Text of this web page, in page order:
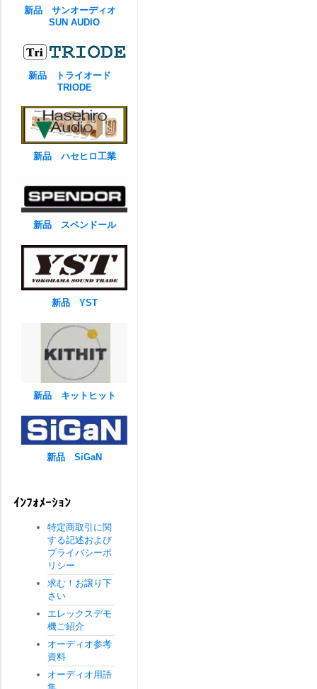
新品 サンオーディオ
SUN AUDIO
新品 トライオード
TRIODE
新品 ハセヒロ工業
新品 スペンドール
新品 YST
新品 キットヒット
新品 SiGaN
ｲﾝﾌｫﾒｰｼｮﾝ
特定商取引に関
する記述および
プライバシーポ
リシー
求む！お譲り下
さい
エレックスデモ
機ご紹介
オーディオ参考
資料
オーディオ用語